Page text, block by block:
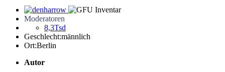
Moderatoren
8,3Tsd
Geschlecht:männlich
Ort:Berlin
Autor